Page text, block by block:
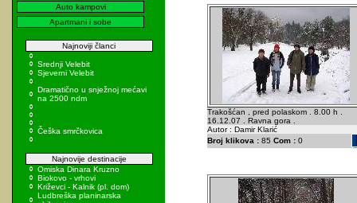
Auto kampovi
Apartmani i sobe
Najnoviji članci
Srednji Velebit
Sjeverni Velebit
Dramatično u snježnoj mećavi
na 2500 ndm
Češka smrčkovica
Najnovije destinacije
Omiska Dinara Kruzno
Biokovo - vrhovi
Križevci - Kalnik (pl. dom)
Ludbreška planinarska
Trakošćan , pred polaskom . 8.00 h .
16.12.07 . Ravna gora .
Autor : Damir Klarić
Broj klikova :85 Com :0